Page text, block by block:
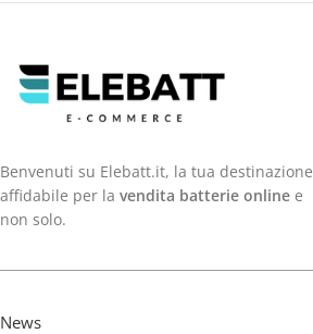
Benvenuti su Elebatt.it, la tua destinazione
affidabile per la vendita batterie online e
non solo.
News